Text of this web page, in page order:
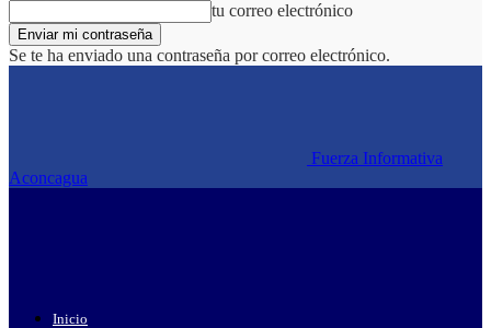
tu correo electrónico
Se te ha enviado una contraseña por correo electrónico.
Fuerza Informativa
Aconcagua
Inicio